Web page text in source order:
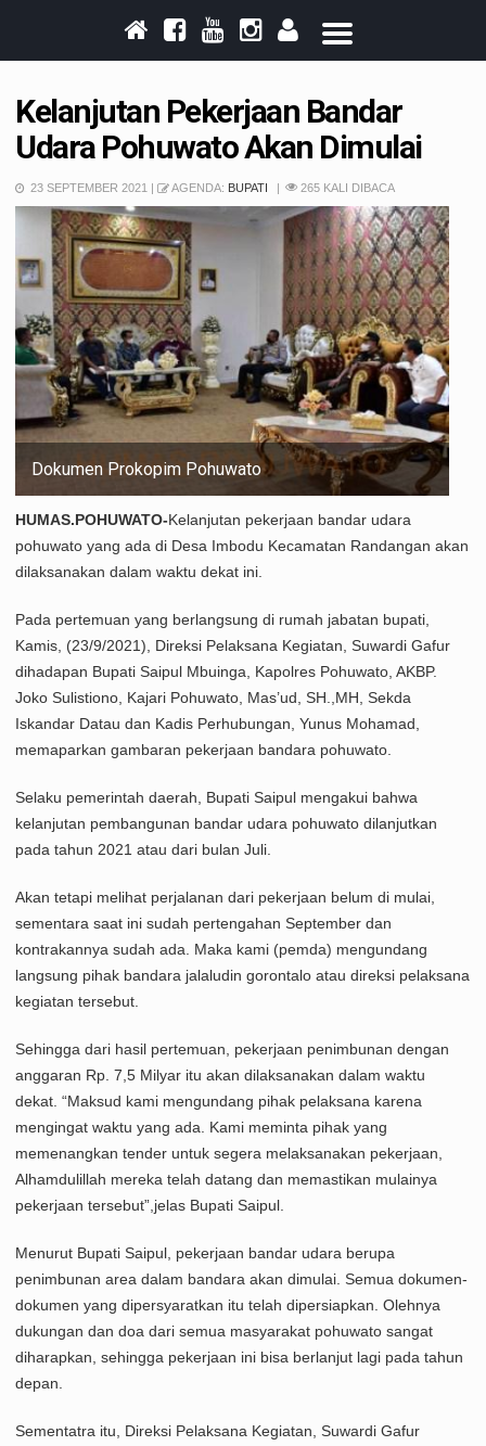
Kelanjutan Pekerjaan Bandar
Udara Pohuwato Akan Dimulai
23 SEPTEMBER 2021 | AGENDA: BUPATI 265 KALI DIBACA
Dokumen Prokopim Pohuwato
HUMAS.POHUWATO-Kelanjutan pekerjaan bandar udara
pohuwato yang ada di Desa Imbodu Kecamatan Randangan akan
dilaksanakan dalam waktu dekat ini.
Pada pertemuan yang berlangsung di rumah jabatan bupati,
Kamis, (23/9/2021), Direksi Pelaksana Kegiatan, Suwardi Gafur
dihadapan Bupati Saipul Mbuinga, Kapolres Pohuwato, AKBP.
Joko Sulistiono, Kajari Pohuwato, Mas’ud, SH.,MH, Sekda
Iskandar Datau dan Kadis Perhubungan, Yunus Mohamad,
memaparkan gambaran pekerjaan bandara pohuwato.
Selaku pemerintah daerah, Bupati Saipul mengakui bahwa
kelanjutan pembangunan bandar udara pohuwato dilanjutkan
pada tahun 2021 atau dari bulan Juli.
Akan tetapi melihat perjalanan dari pekerjaan belum di mulai,
sementara saat ini sudah pertengahan September dan
kontrakannya sudah ada. Maka kami (pemda) mengundang
langsung pihak bandara jalaludin gorontalo atau direksi pelaksana
kegiatan tersebut.
Sehingga dari hasil pertemuan, pekerjaan penimbunan dengan
anggaran Rp. 7,5 Milyar itu akan dilaksanakan dalam waktu
dekat. “Maksud kami mengundang pihak pelaksana karena
mengingat waktu yang ada. Kami meminta pihak yang
memenangkan tender untuk segera melaksanakan pekerjaan,
Alhamdulillah mereka telah datang dan memastikan mulainya
pekerjaan tersebut”,jelas Bupati Saipul.
Menurut Bupati Saipul, pekerjaan bandar udara berupa
penimbunan area dalam bandara akan dimulai. Semua dokumen-
dokumen yang dipersyaratkan itu telah dipersiapkan. Olehnya
dukungan dan doa dari semua masyarakat pohuwato sangat
diharapkan, sehingga pekerjaan ini bisa berlanjut lagi pada tahun
depan.
Sementatra itu, Direksi Pelaksana Kegiatan, Suwardi Gafur